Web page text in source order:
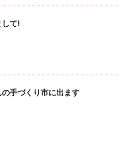
して!
手づくり市に出ます